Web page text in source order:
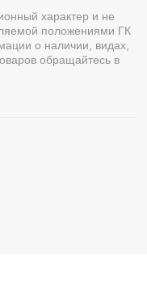
характер и не
положениями ГК
о наличии, видах,
обращайтесь в